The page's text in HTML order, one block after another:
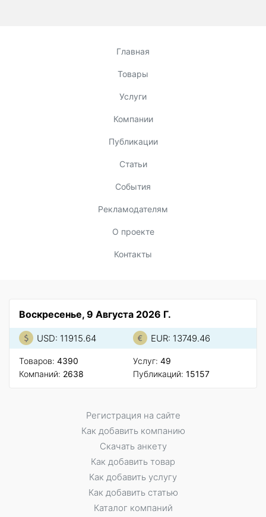
Главная
Товары
Услуги
Компании
Публикации
Статьи
События
Рекламодателям
О проекте
Контакты
Воскресенье, 9 Августа 2026 Г.
USD: 11915.64 EUR: 13749.46
Товаров: 4390
Компаний: 2638
Услуг: 49
Публикаций: 15157
Регистрация на сайте
Как добавить компанию
Скачать анкету
Как добавить товар
Как добавить услугу
Как добавить статью
Каталог компаний